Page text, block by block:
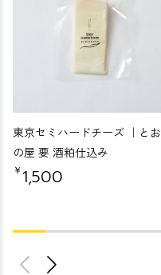
東京セミハードチーズ ｜とお
の屋 要 酒粕仕込み
￥ 1,500